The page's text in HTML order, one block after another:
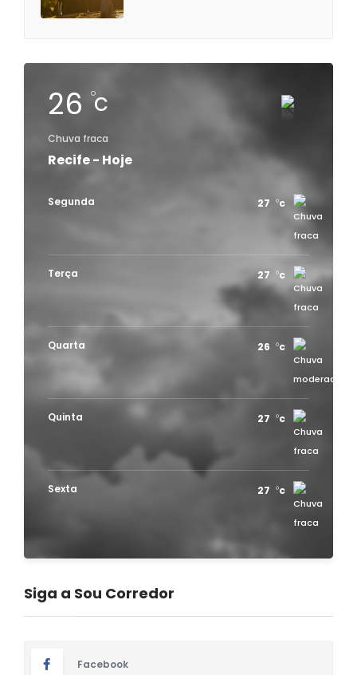
26 c
Chuva fraca
Recife - Hoje
Segunda 27 c
Terça 27 c
Quarta 26 c
Quinta 27 c
Sexta 27 c
Siga a Sou Corredor
Facebook